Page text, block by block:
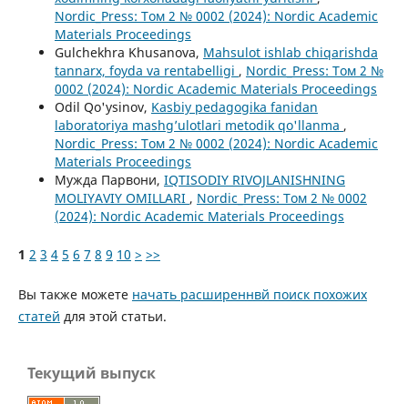
Nordic_Press: Том 2 № 0002 (2024): Nordic Academic
Materials Proceedings
Gulchekhra Khusanova, Mahsulot ishlab chiqarishda
tannarx, foyda va rentabelligi , Nordic_Press: Том 2 №
0002 (2024): Nordic Academic Materials Proceedings
Odil Qo'ysinov, Kasbiy pedagogika fanidan
laboratoriya mashg’ulotlari metodik qo'llanma ,
Nordic_Press: Том 2 № 0002 (2024): Nordic Academic
Materials Proceedings
Мужда Парвони, IQTISODIY RIVOJLANISHNING
MOLIYAVIY OMILLARI , Nordic_Press: Том 2 № 0002
(2024): Nordic Academic Materials Proceedings
1 2 3 4 5 6 7 8 9 10 > >>
Вы также можете начать расширеннвй поиск похожих
статей для этой статьи.
Текущий выпуск